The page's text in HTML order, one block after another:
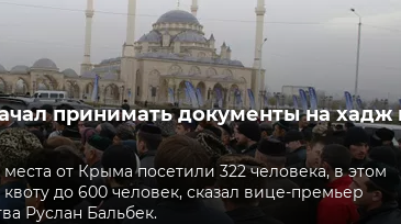
принимать документы на хадж
от Крыма посетили 322 человека, в этом
до 600 человек, сказал вице-премьер
Руслан Бальбек.